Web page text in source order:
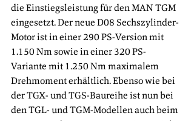
die Einstiegsleistung für den MAN TGM
eingesetzt. Der neue D08 Sechszylinder-
Motor ist in einer 290 PS-Version mit
1.150 Nm sowie in einer 320 PS-
Variante mit 1.250 Nm maximalem
Drehmoment erhältlich. Ebenso wie bei
der TGX- und TGS-Baureihe ist nun bei
den TGL- und TGM-Modellen auch beim